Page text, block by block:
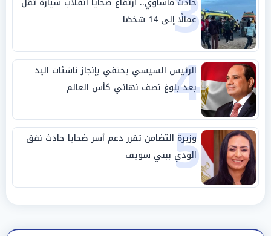
عمالًا إلى 14 شخصًا
4
الرئيس السيسي يحتفي بإنجاز ناشئات اليد
بعد بلوغ نصف نهائي كأس العالم
5
وزيرة التضامن تقرر دعم أسر ضحايا حادث نفق
الودي ببني سويف